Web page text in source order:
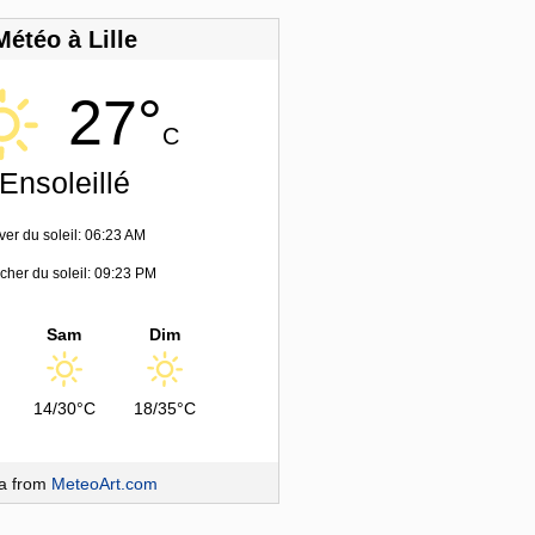
à Lille
27°C
du soleil: 06:23 AM
du soleil: 09:23 PM
Sam
14/30°C
Dim
18/35°C
from MeteoArt.com